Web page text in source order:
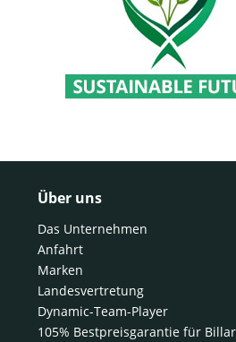
Über uns
Das Unternehmen
Anfahrt
Marken
Landesvertretung
Dynamic-Team-Player
105% Bestpreisgarantie für